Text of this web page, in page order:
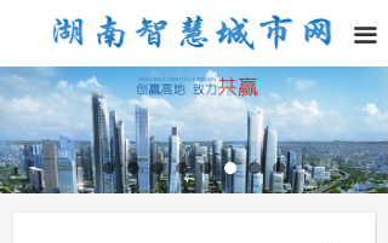
끀